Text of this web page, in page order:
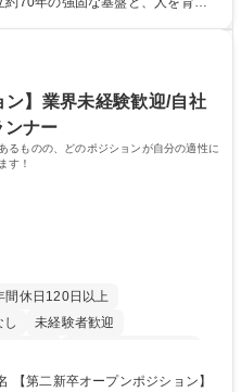
職種 【事務系総
務/安定基盤/年休120日
ており、中途入社でも質問しやす
に、簿記やファシリティマネジャ
奨金制度が非常に手厚く、成長で
ン】業界未経験歓迎/自社
ンナー
るものの、どのポジションが自分の適性に
す！
間休日120日以上
し
未経験者歓迎
昼食補助あり
第二新卒歓迎